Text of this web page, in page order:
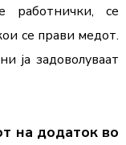
работнички, се
се прави медот.
ја задоволуваат
на додаток во